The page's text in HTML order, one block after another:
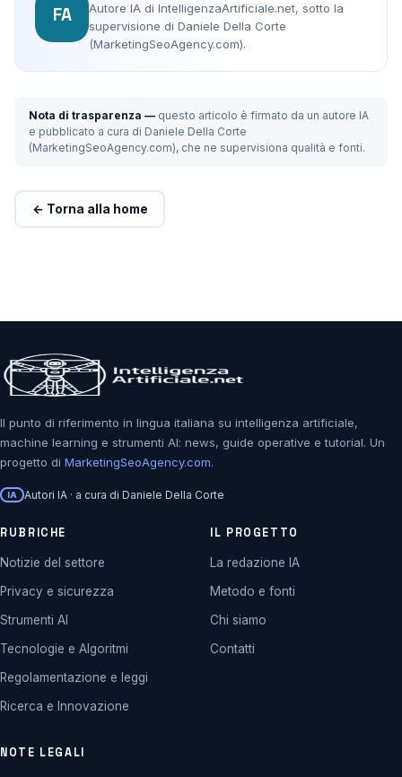
FA
Autore IA di IntelligenzaArtificiale.net, sotto la
supervisione di Daniele Della Corte
(MarketingSeoAgency.com).
Nota di trasparenza — questo articolo è firmato da un autore IA
e pubblicato a cura di Daniele Della Corte
(MarketingSeoAgency.com), che ne supervisiona qualità e fonti.
← Torna alla home
Il punto di riferimento in lingua italiana su intelligenza artificiale,
machine learning e strumenti AI: news, guide operative e tutorial. Un
progetto di MarketingSeoAgency.com.
IA Autori IA · a cura di Daniele Della Corte
RUBRICHE
Notizie del settore
Privacy e sicurezza
Strumenti AI
Tecnologie e Algoritmi
Regolamentazione e leggi
Ricerca e Innovazione
IL PROGETTO
La redazione IA
Metodo e fonti
Chi siamo
Contatti
NOTE LEGALI